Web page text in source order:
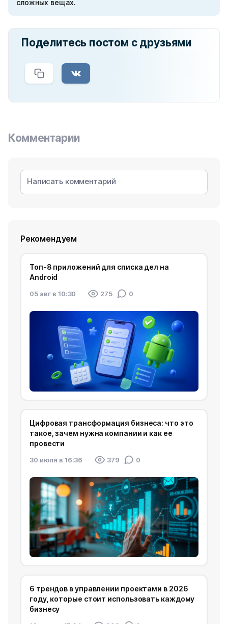
сложных вещах.
Поделитесь постом с друзьями
Комментарии
Рекомендуем
Топ-8 приложений для списка дел на
Android
05 авг в 10:30 275 0
Цифровая трансформация бизнеса: что это
такое, зачем нужна компании и как ее
провести
30 июля в 16:36 379 0
6 трендов в управлении проектами в 2026
году, которые стоит использовать каждому
бизнесу